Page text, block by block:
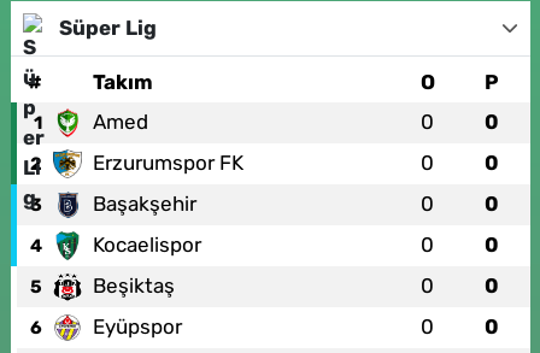
Süper Lig
# Takım O P
1 Amed 0 0
2 Erzurumspor FK 0 0
3 Başakşehir 0 0
4 Kocaelispor 0 0
5 Beşiktaş 0 0
6 Eyüpspor 0 0